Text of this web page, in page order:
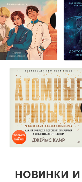
новинки